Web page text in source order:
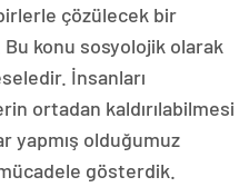
çözülecek bir
konu sosyolojik olarak
İnsanları
ortadan kaldırılabilmesi
yapmış olduğumuz
gösterdik.